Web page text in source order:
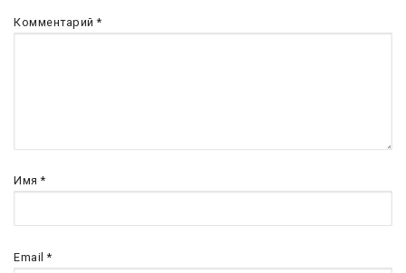
записям
Комментарий*
Имя*
Email*